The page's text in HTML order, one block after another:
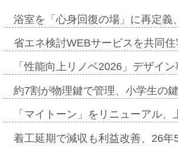
浴室を「心身回復の場」に再定
省エネ検討WEBサービスを共同
「性能向上リノベ2026」デザイ
約7割が物理鍵で管理、小学生の
「マイトーン」をリニューアル
着工延期で減収も利益改善、26